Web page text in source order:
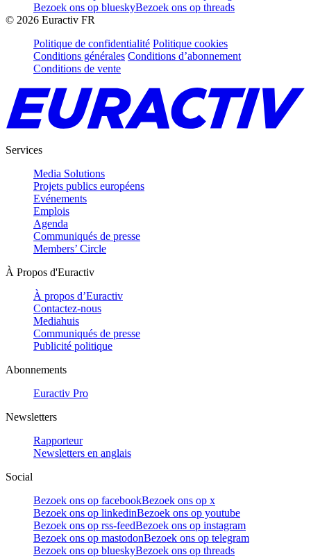
Bezoek ons op blueskyBezoek ons op threads
© 2026 Euractiv FR
Politique de confidentialité Politique cookies
Conditions générales Conditions d’abonnement
Conditions de vente
Services
Media Solutions
Projets publics européens
Evénements
Emplois
Agenda
Communiqués de presse
Members’ Circle
À Propos d'Euractiv
À propos d’Euractiv
Contactez-nous
Mediahuis
Communiqués de presse
Publicité politique
Abonnements
Euractiv Pro
Newsletters
Rapporteur
Newsletters en anglais
Social
Bezoek ons op facebookBezoek ons op x
Bezoek ons op linkedinBezoek ons op youtube
Bezoek ons op rss-feedBezoek ons op instagram
Bezoek ons op mastodonBezoek ons op telegram
Bezoek ons op blueskyBezoek ons op threads